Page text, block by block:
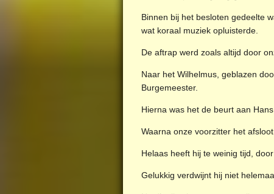
Binnen bij het besloten gedeelte
wat koraal muziek opluisterde.
De aftrap werd zoals altijd door
Naar het Wilhelmus, geblazen
Burgemeester.
Hierna was het de beurt aan
Waarna onze voorzitter het
Helaas heeft hij te weinig tijd,
Gelukkig verdwijnt hij niet